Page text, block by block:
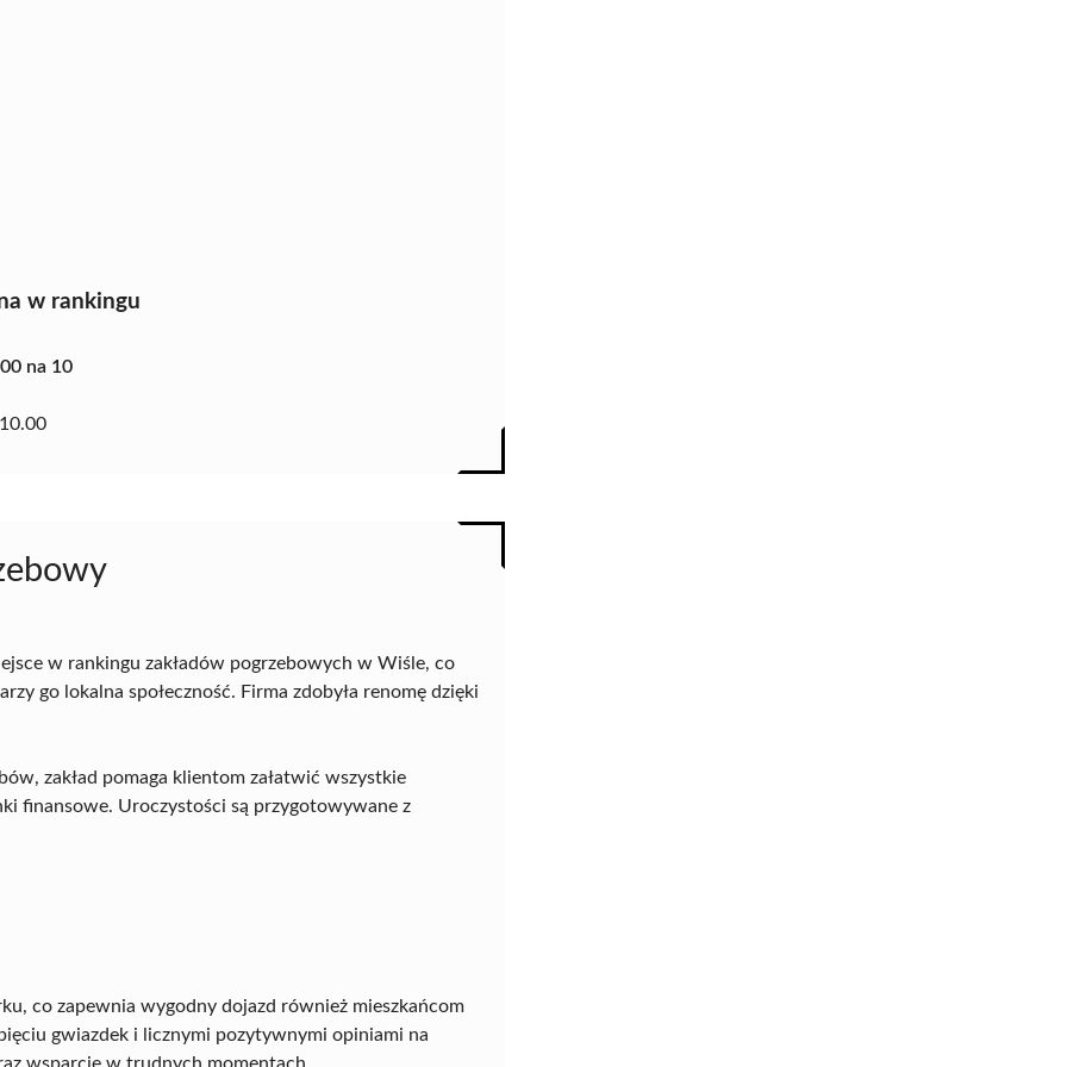
w rankingu
na 10
10.00
w rankingu zakładów pogrzebowych w Wiśle, co
go lokalna społeczność. Firma zdobyła renomę dzięki
zakład pomaga klientom załatwić wszystkie
finansowe. Uroczystości są przygotowywane z
co zapewnia wygodny dojazd również mieszkańcom
gwiazdek i licznymi pozytywnymi opiniami na